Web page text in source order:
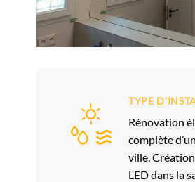
TYPE
Rénovation
complète
ville.
LED dans la